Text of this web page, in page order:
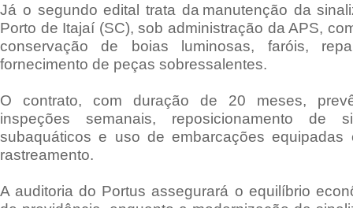
Já o segundo edital trata da manutenção da
Porto de Itajaí (SC), sob administração da APS,
conservação de boias luminosas, faróis,
fornecimento de peças sobressalentes.
O contrato, com duração de 20 meses,
inspeções semanais, reposicionamento de
subaquáticos e uso de embarcações equipadas
rastreamento.
A auditoria do Portus assegurará o equilíbrio